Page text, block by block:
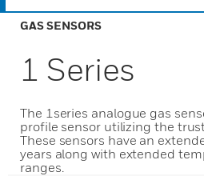
GAS SENSORS
1 Series
The 1series analogue gas
profile sensor utilizing the
These sensors have an
years along with extended
ranges.